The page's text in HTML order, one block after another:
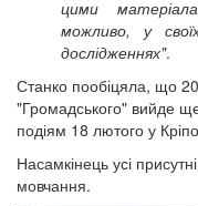
цими
можливо, у
дослідженнях".
Станко пообіцяла, що
"Громадського" вийде
подіям 18 лютого у
Насамкінець усі
мовчання.